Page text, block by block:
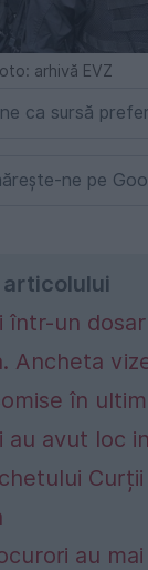
arhivă EVZ
ca sursă
ne pe
într-un
Ancheta
în
au avut loc
au